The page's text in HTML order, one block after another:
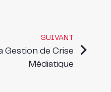
SUIVANT
Gestion de Crise
Médiatique